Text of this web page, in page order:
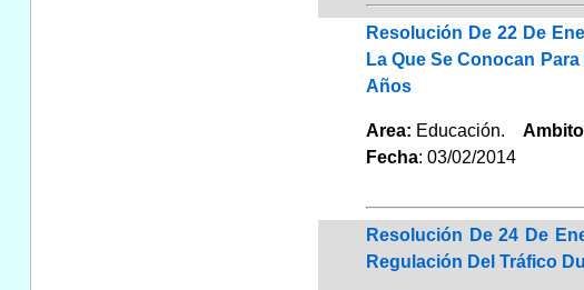
Resolución De 22 De
La Que Se Conocan
Años
Area: Educación. Ambito
Fecha: 03/02/2014
Resolución De 24 De
Regulación Del Tráfico